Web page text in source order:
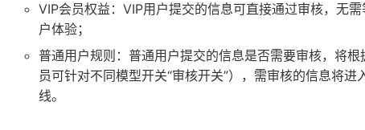
VIP会员权益：VIP用户提交的信息可直接通过审核，无
户体验；
普通用户规则：普通用户提交的信息是否需要审核，将
员可针对不同模型开关“审核开关”），需审核的信息将
线。